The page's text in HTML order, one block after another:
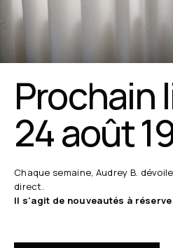
Prochain
24 août
Chaque semaine, Audrey B.
direct.
Il s'agit de nouveautés à